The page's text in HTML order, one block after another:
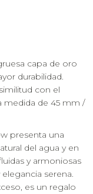
capa de oro
durabilidad.
con el
medida de 45 mm /
presenta una
del agua y en
y armoniosas
serena.
es un regalo